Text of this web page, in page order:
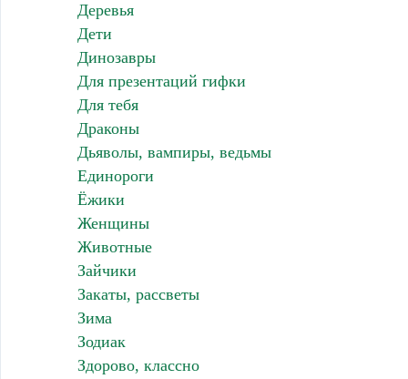
Деревья
Дети
Динозавры
Для презентаций гифки
Для тебя
Драконы
Дьяволы, вампиры, ведьмы
Единороги
Ёжики
Женщины
Животные
Зайчики
Закаты, рассветы
Зима
Зодиак
Здорово, классно